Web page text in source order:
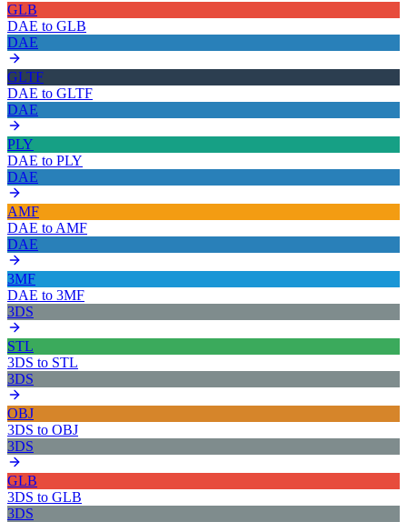
GLB
DAE to GLB
DAE
GLTF
DAE to GLTF
DAE
PLY
DAE to PLY
DAE
AMF
DAE to AMF
DAE
3MF
DAE to 3MF
3DS
STL
3DS to STL
3DS
OBJ
3DS to OBJ
3DS
GLB
3DS to GLB
3DS